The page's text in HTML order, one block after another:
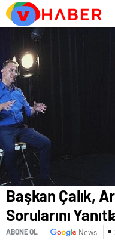
Başkan Çalık,
Sorularını
ABONE OL News